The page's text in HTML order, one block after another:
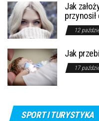
Jak
12
Jak
17
SPORT I TURYSTYKA